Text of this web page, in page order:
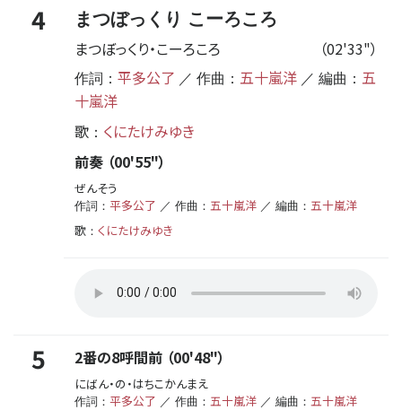
4 まつぼっくり こーろころ
（02'33"）
まつぼっくり・こーろころ
作詞： 平多公了 ／ 作曲： 五十嵐洋 ／ 編曲： 五
十嵐洋
歌 ： くにたけみゆき
前奏 （00'55"）
ぜんそう
作詞： 平多公了 ／ 作曲： 五十嵐洋 ／ 編曲： 五十嵐洋
歌 ： くにたけみゆき
5 2番の8呼間前 （00'48"）
にばん・の・はちこかんまえ
作詞： 平多公了 ／ 作曲： 五十嵐洋 ／ 編曲： 五十嵐洋